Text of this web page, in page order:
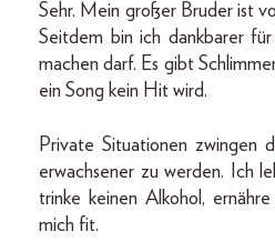
Sehr. Mein großer Bruder ist
Seitdem bin ich dankbarer
machen darf. Es gibt
ein Song kein Hit wird.
Private Situationen zwingen
erwachsener zu werden. Ich
trinke keinen Alkohol,
mich fit.